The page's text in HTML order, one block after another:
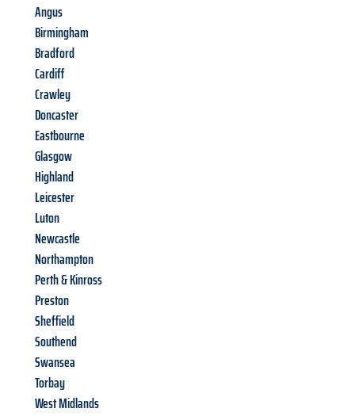
Angus
Birmingham
Bradford
Cardiff
Crawley
Doncaster
Eastbourne
Glasgow
Highland
Leicester
Luton
Newcastle
Northampton
Perth & Kinross
Preston
Sheffield
Southend
Swansea
Torbay
West Midlands